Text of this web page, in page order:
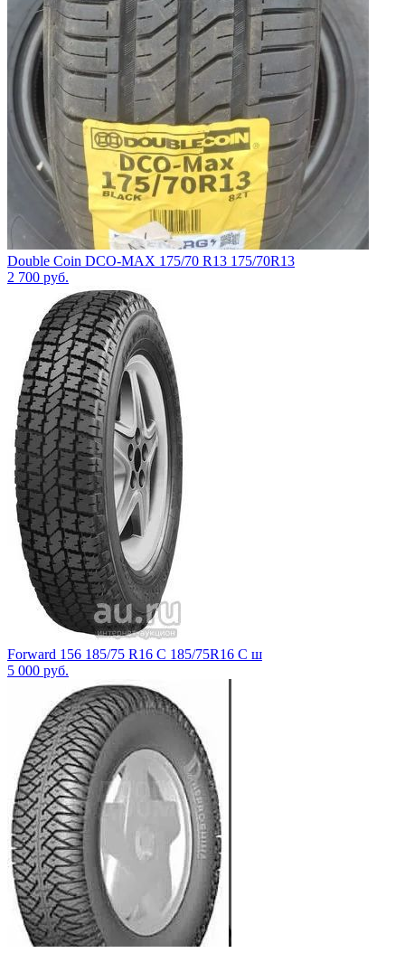
Double Coin DCO-MAX 175/70 R13 175/70R13
2 700 руб.
Forward 156 185/75 R16 C 185/75R16 C ш
5 000 руб.